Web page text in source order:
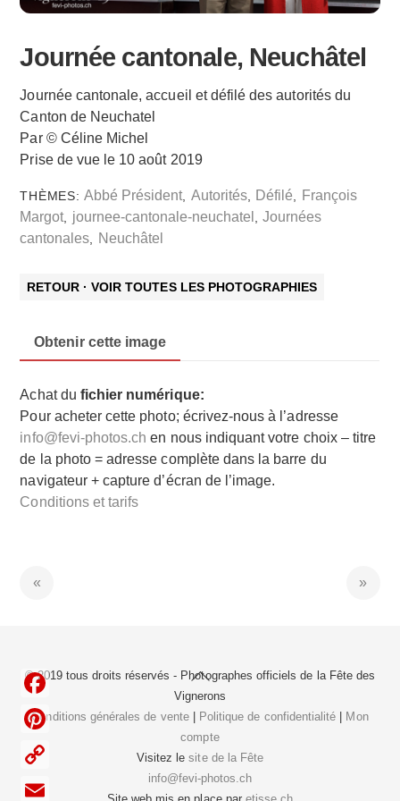
Journée cantonale, Neuchâtel
Journée cantonale, accueil et défilé des autorités du
Canton de Neuchatel
Par © Céline Michel
Prise de vue le 10 août 2019
THÈMES:Abbé Président, Autorités, Défilé
François
Margot, journee-cantonale-neuchatel ,Journées
cantonales
Neuchâtel
RETOUR · VOIR TOUTES LES PHOTOGRAPHIES
Obtenir cette image
Achat du fichier numérique:
Pour acheter cette photo; écrivez-nous à l’adresse
info@fevi-photos.ch en nous indiquant votre choix – titre
de la photo = adresse complète dans la barre du
navigateur + capture d’écran de l’image.
Conditions et tarifs
Back
To
Top
© 2019 tous droits réservés - Photographes officiels de la Fête des
Vignerons
Conditions générales de vente| Politique de confidentialité
Mon
compte
Visitez lesite de la Fête
info@fevi-photos.ch
F
c
e
C